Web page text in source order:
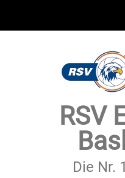
SECHSTER MANN
RSV
Die Nr.